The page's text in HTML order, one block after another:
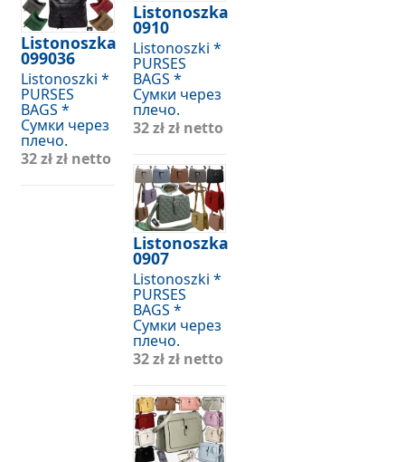
Listonoszka
099036
Listonoszki *
PURSES
BAGS *
Сумки через
плечо.
32 złzł netto
Listonoszka
0910
Listonoszki *
PURSES
BAGS *
Сумки через
плечо.
32 złzł netto
Listonoszka
0907
Listonoszki *
PURSES
BAGS *
Сумки через
плечо.
32 złzł netto